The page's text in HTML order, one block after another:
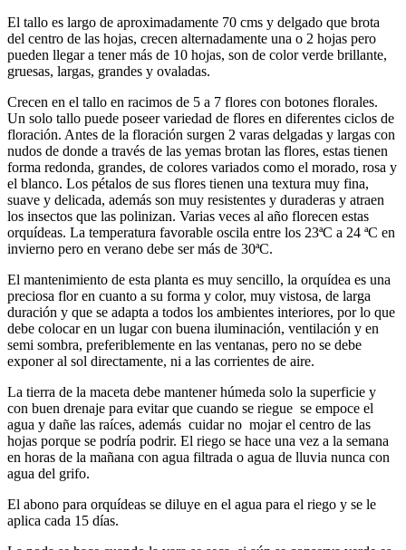
El tallo es largo de aproximadamente 70 cms y delgado que brota
del centro de las hojas, crecen alternadamente una o 2 hojas pero
pueden llegar a tener más de 10 hojas, son de color verde brillante,
gruesas, largas, grandes y ovaladas.
Crecen en el tallo en racimos de 5 a 7 flores con botones florales.
Un solo tallo puede poseer variedad de flores en diferentes ciclos de
floración. Antes de la floración surgen 2 varas delgadas y largas con
nudos de donde a través de las yemas brotan las flores, estas tienen
forma redonda, grandes, de colores variados como el morado, rosa y
el blanco. Los pétalos de sus flores tienen una textura muy fina,
suave y delicada, además son muy resistentes y duraderas y atraen
los insectos que las polinizan. Varias veces al año florecen estas
orquídeas. La temperatura favorable oscila entre los 23ªC a 24 ªC en
invierno pero en verano debe ser más de 30ªC.
El mantenimiento de esta planta es muy sencillo, la orquídea es una
preciosa flor en cuanto a su forma y color, muy vistosa, de larga
duración y que se adapta a todos los ambientes interiores, por lo que
debe colocar en un lugar con buena iluminación, ventilación y en
semi sombra, preferiblemente en las ventanas, pero no se debe
exponer al sol directamente, ni a las corrientes de aire.
La tierra de la maceta debe mantener húmeda solo la superficie y
con buen drenaje para evitar que cuando se riegue se empoce el
agua y dañe las raíces, además cuidar no mojar el centro de las
hojas porque se podría podrir. El riego se hace una vez a la semana
en horas de la mañana con agua filtrada o agua de lluvia nunca con
agua del grifo.
El abono para orquídeas se diluye en el agua para el riego y se le
aplica cada 15 días.